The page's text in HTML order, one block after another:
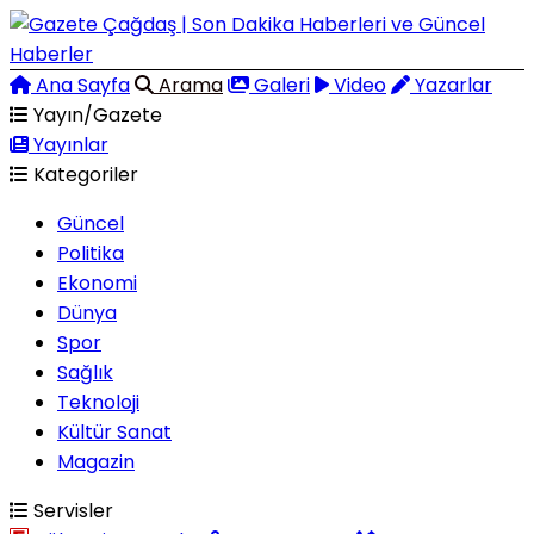
Ana Sayfa Arama Galeri Video
Yazarlar
Yayın/Gazete
Yayınlar
Kategoriler
Güncel
Politika
Ekonomi
Dünya
Spor
Sağlık
Teknoloji
Kültür Sanat
Magazin
Servisler